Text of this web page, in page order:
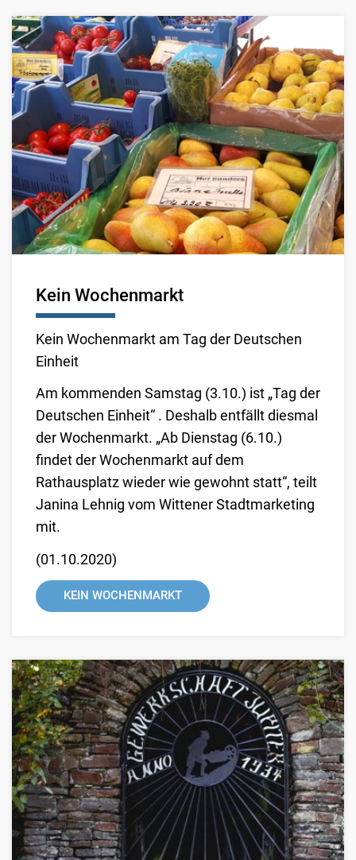
Kein Wochenmarkt
Kein Wochenmarkt am Tag der Deutschen
Einheit
Am kommenden Samstag (3.10.) ist „Tag der
Deutschen Einheit“ . Deshalb entfällt diesmal
der Wochenmarkt. „Ab Dienstag (6.10.)
findet der Wochenmarkt auf dem
Rathausplatz wieder wie gewohnt statt“, teilt
Janina Lehnig vom Wittener Stadtmarketing
mit.
(01.10.2020)
KEIN WOCHENMARKT